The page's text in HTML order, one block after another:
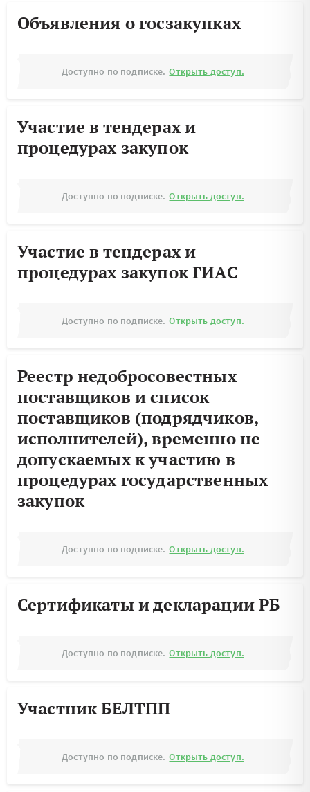
Объявления о госзакупках
Доступно по подписке. Открыть доступ.
Участие в тендерах и
процедурах закупок
Доступно по подписке. Открыть доступ.
Участие в тендерах и
процедурах закупок ГИАС
Доступно по подписке. Открыть доступ.
Реестр недобросовестных
поставщиков и список
поставщиков (подрядчиков,
исполнителей), временно не
допускаемых к участию в
процедурах государственных
закупок
Доступно по подписке. Открыть доступ.
Сертификаты и декларации РБ
Доступно по подписке. Открыть доступ.
Участник БЕЛТПП
Доступно по подписке. Открыть доступ.